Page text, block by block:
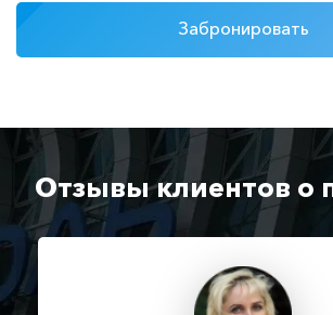
Забронировать
Отзывы клиентов о